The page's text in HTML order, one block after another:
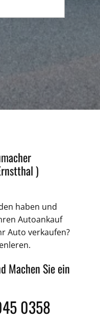
)
haben und
Autoankauf
Auto verkaufen?
Machen Sie ein
0358